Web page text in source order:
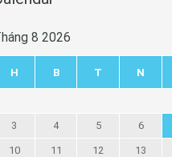
8 2026
H B T N
3 4 5 6
10 11 12 13